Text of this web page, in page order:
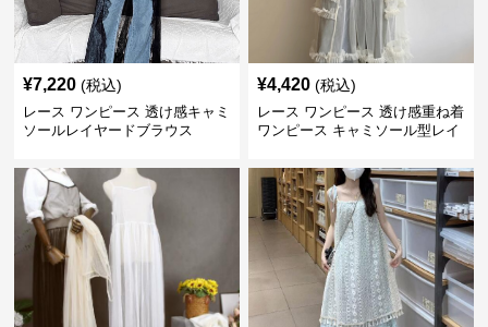
¥7,220 (税込)
レース ワンピース 透け感キャミ
ソールレイヤードブラウス
¥4,420 (税込)
レース ワンピース 透け感重ね着
ワンピース キャミソール型レイ